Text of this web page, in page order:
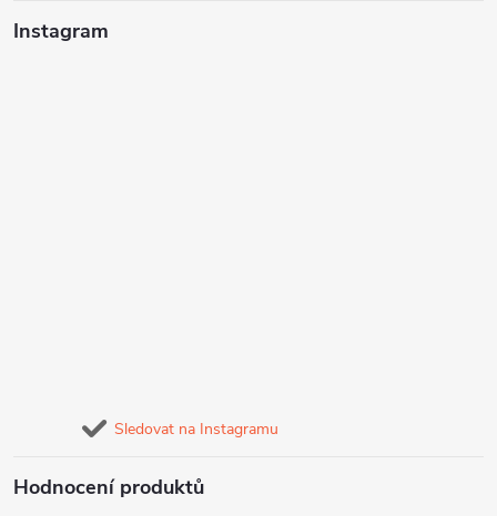
Instagram
Sledovat na Instagramu
Hodnocení produktů